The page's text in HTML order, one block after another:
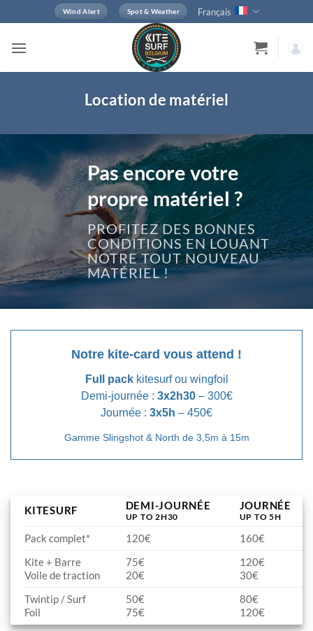
au
contenu
Wind Alert Spot & Weather Français
Location de matériel
Pas encore votre
propre matériel ?
PROFITEZ DES BONNES
CONDITIONS EN LOUANT
NOTRE TOUT NOUVEAU
MATÉRIEL !
Notre kite-card vous attend !
Full packkitesurf ou wingfoil
Demi-journée : 3x2h30– 300€
Journée : 3x5h – 450€
Gamme Slingshot & North de 3,5m à 15m
KITESURF DEMI-JOURNÉE
UP TO 2H30
JOURNÉE
UP TO 5H
Pack complet* 120€
160€
Kite + Barre
Voile de traction
75€
20€
120€
30€
Twintip / Surf
Foil
50€
75€
80€
120€